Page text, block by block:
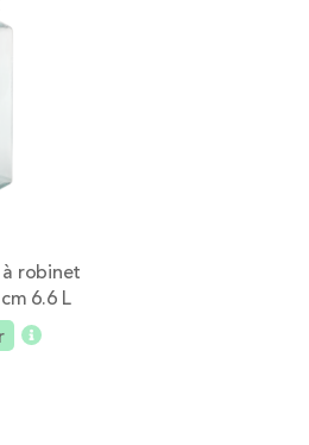
robinet
6.6 L